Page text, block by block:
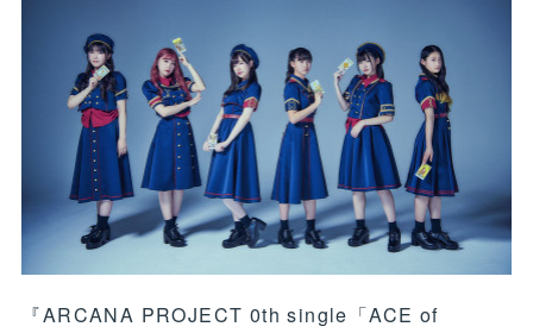
『ARCANA PROJECT 0th single「ACE of